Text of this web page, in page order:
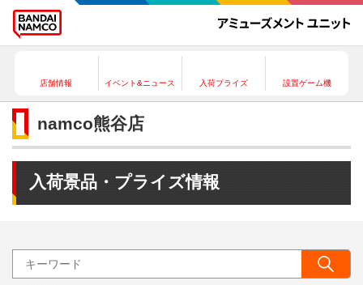
店舗情報 イベント&ニュース 入荷プライズ 設置ゲーム機
namco熊谷店
入荷景品・プライズ情報